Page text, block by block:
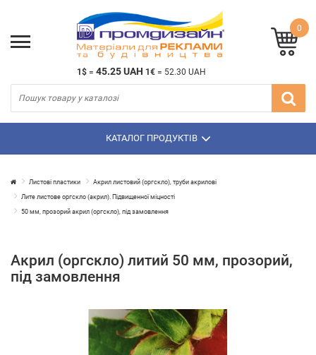
1$ = 45.25 UAH 1€ = 52.30 UAH
0
КАТАЛОГ ПРОДУКТІВ
Листові пластики Акрил листовий (оргскло), труби акрилові
Лите листове оргскло (акрил). Підвищенної міцності
50 мм, прозорий акрил (оргскло), під замовлення
Акрил (оргскло) литий 50 мм, прозорий,
під замовлення